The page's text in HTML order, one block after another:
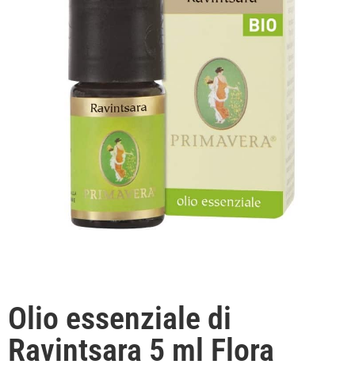
Olio essenziale di
Ravintsara 5 ml Flora